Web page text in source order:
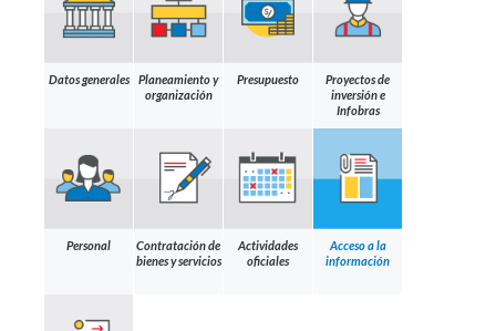
Datos generales
Planeamiento y
organización
Presupuesto
Proyectos de
inversión e
Infobras
Personal
Contratación de
bienes y servicios
Actividades
oficiales
Acceso a la
información